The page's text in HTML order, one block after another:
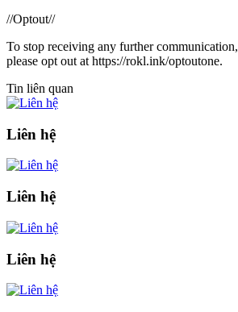
//Optout//
To stop receiving any further communication,
please opt out at https://rokl.ink/optoutone.
Tin liên quan
Liên hệ
Liên hệ
Liên hệ